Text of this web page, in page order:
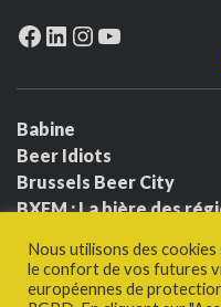
Facebook
LinkedIn
Instagram
YouTube
Babine
Beer Idiots
Brussels Beer City
BXFM : La bière des
Ludotium
Politique de
Nous utilisons des
le confort de vos futures
européennes de